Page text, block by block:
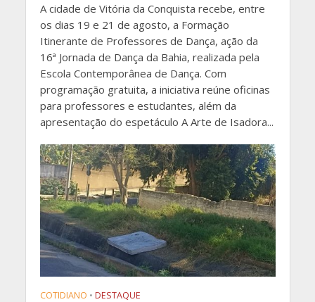
A cidade de Vitória da Conquista recebe, entre
os dias 19 e 21 de agosto, a Formação
Itinerante de Professores de Dança, ação da
16ª Jornada de Dança da Bahia, realizada pela
Escola Contemporânea de Dança. Com
programação gratuita, a iniciativa reúne oficinas
para professores e estudantes, além da
apresentação do espetáculo A Arte de Isadora...
COTIDIANO • DESTAQUE